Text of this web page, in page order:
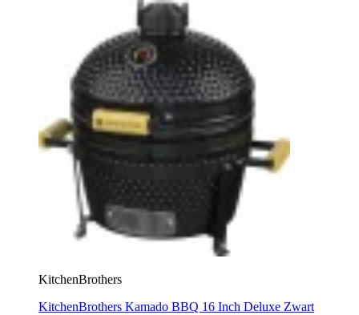
KitchenBrothers
KitchenBrothers Kamado BBQ 16 Inch Deluxe Zwart